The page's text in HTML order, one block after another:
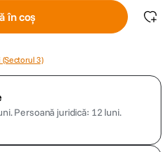
în coș
3)
Persoană juridică: 12 luni.